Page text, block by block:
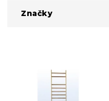
Značky